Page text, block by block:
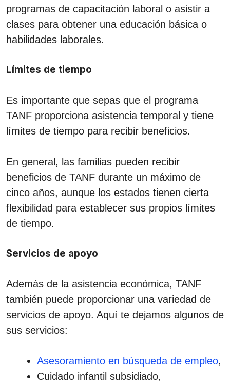
programas de capacitación laboral o asistir a
clases para obtener una educación básica o
habilidades laborales.
Límites de tiempo
Es importante que sepas que el programa
TANF proporciona asistencia temporal y tiene
límites de tiempo para recibir beneficios.
En general, las familias pueden recibir
beneficios de TANF durante un máximo de
cinco años, aunque los estados tienen cierta
flexibilidad para establecer sus propios límites
de tiempo.
Servicios de apoyo
Además de la asistencia económica, TANF
también puede proporcionar una variedad de
servicios de apoyo. Aquí te dejamos algunos de
sus servicios:
Asesoramiento en búsqueda de empleo,
Cuidado infantil subsidiado,